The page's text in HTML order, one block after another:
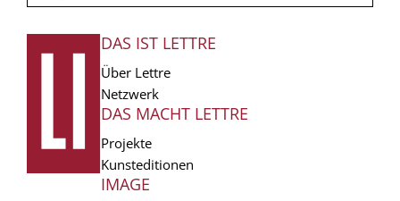
FUSSZEILE
DAS IST LETTRE
Über Lettre
Netzwerk
DAS MACHT LETTRE
Projekte
Kunsteditionen
IMAGE